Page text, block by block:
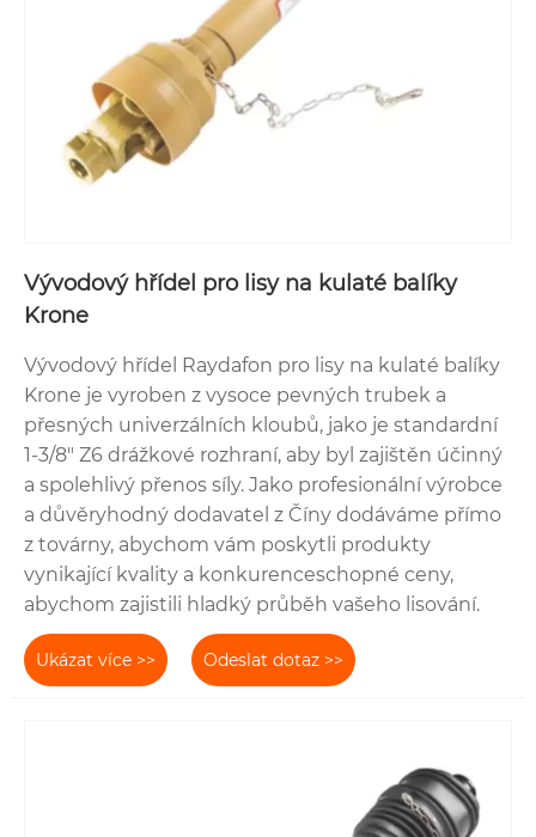
Vývodový hřídel pro lisy na kulaté balíky
Krone
Vývodový hřídel Raydafon pro lisy na kulaté balíky
Krone je vyroben z vysoce pevných trubek a
přesných univerzálních kloubů, jako je standardní
1-3/8" Z6 drážkové rozhraní, aby byl zajištěn účinný
a spolehlivý přenos síly. Jako profesionální výrobce
a důvěryhodný dodavatel z Číny dodáváme přímo
z továrny, abychom vám poskytli produkty
vynikající kvality a konkurenceschopné ceny,
abychom zajistili hladký průběh vašeho lisování.
Ukázat více >> Odeslat dotaz >>